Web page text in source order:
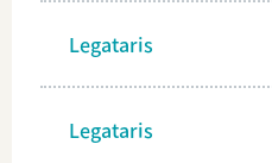
Legataris
Legataris